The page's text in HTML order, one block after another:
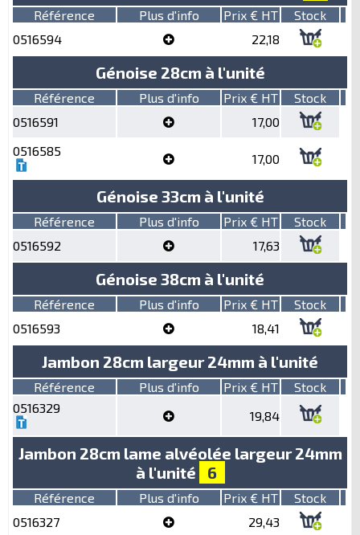
Référence Plus d'info Prix € HT
Stock
0516594
22,18
Génoise 28cm à l'unité
Référence Plus d'info Prix € HT
Stock
0516591
17,00
0516585
17,00
Génoise 33cm à l'unité
Référence Plus d'info Prix € HT
Stock
0516592
17,63
Génoise 38cm à l'unité
Référence Plus d'info Prix € HT
Stock
0516593
18,41
Jambon 28cm largeur 24mm à l'unité
Référence Plus d'info Prix € HT
Stock
0516329
19,84
Jambon 28cm lame alvéolée largeur 24mm
à l'unité
6
Référence Plus d'info Prix € HT
Stock
0516327
29,43